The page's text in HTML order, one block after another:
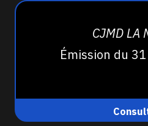
CJMD LA
Émission du